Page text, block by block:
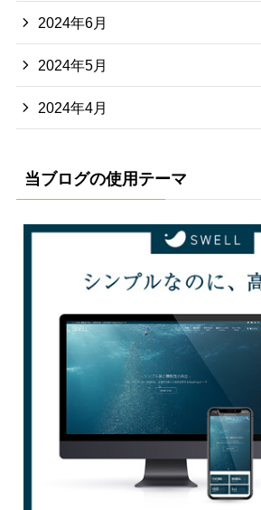
2024年6月
2024年5月
2024年4月
当ブログの使用テーマ